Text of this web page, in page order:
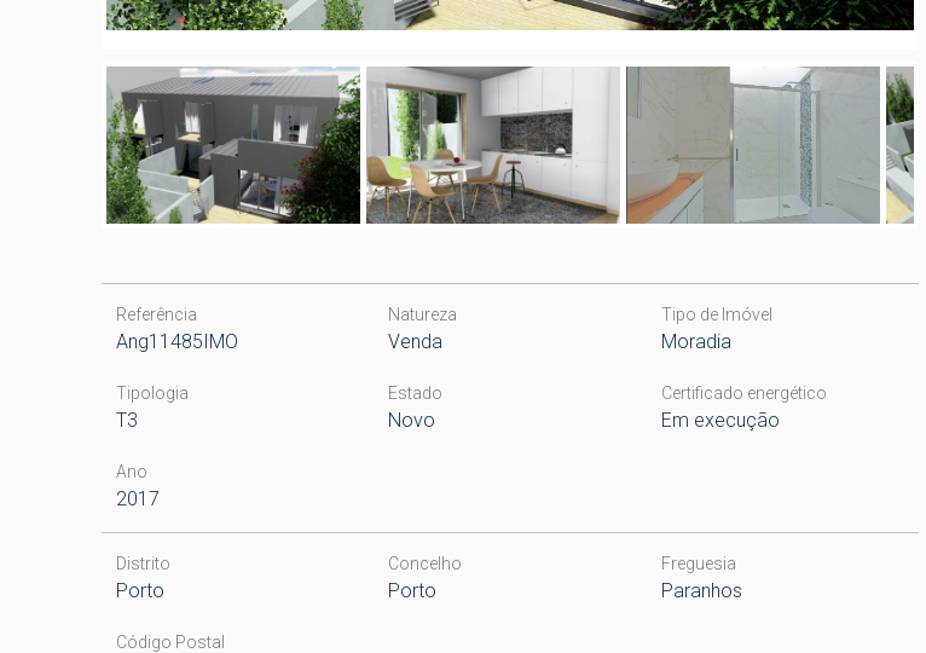
Referência
Ang11485IMO
Natureza
Venda
Tipo de Imóvel
Moradia
Tipologia
T3
Estado
Novo
Certificado energético
Em execução
Ano
2017
Distrito
Porto
Concelho
Porto
Freguesia
Paranhos
Código Postal